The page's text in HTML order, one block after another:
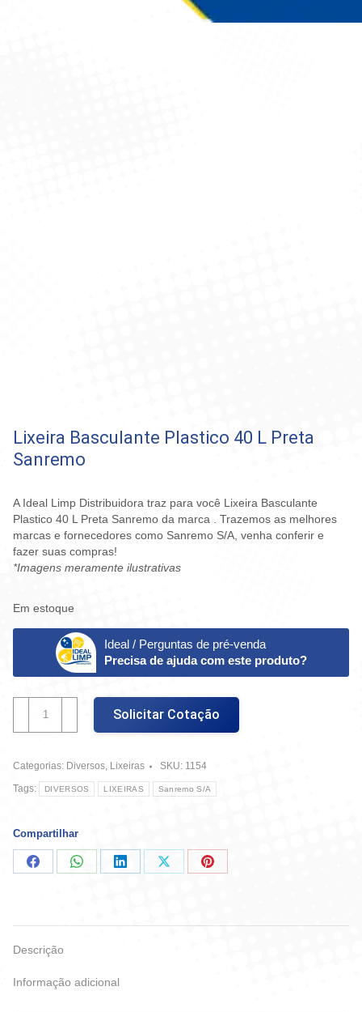
Lixeira Basculante Plastico 40 L Preta
Sanremo
A Ideal Limp Distribuidora traz para você Lixeira Basculante
Plastico 40 L Preta Sanremo da marca . Trazemos as melhores
marcas e fornecedores como Sanremo S/A, venha conferir e
fazer suas compras!
*Imagens meramente ilustrativas
Em estoque
Ideal / Perguntas de pré-venda
Precisa de ajuda com este produto?
Basculante
Plastico
L
Preta
Solicitar Cotação
Categorias: Diversos, Lixeiras SKU: 1154
Tags:
DIVERSOS LIXEIRAS Sanremo S/A
Compartilhar
CompartilharCompartilharCompartilharCompartilharCompartilhar
Descrição
Informação adicional